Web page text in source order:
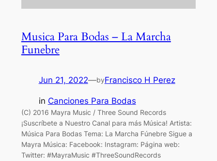
Musica Para Bodas – La Marcha
Funebre
Jun 21, 2022—byFrancisco H Perez
in Canciones Para Bodas
(C) 2016 Mayra Music / Three Sound Records
¡Suscríbete a Nuestro Canal para más Música! Artista:
Música Para Bodas Tema: La Marcha Fúnebre Sigue a
Mayra Música: Facebook: Instagram: Página web:
Twitter: #MayraMusic #ThreeSoundRecords